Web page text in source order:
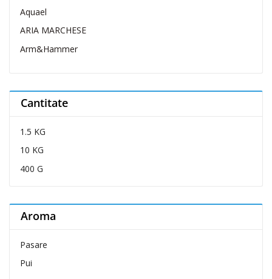
Aquael
ARIA MARCHESE
Arm&Hammer
Bellovero
Cat's Best
Cesar
Cantitate
1.5 KG
10 KG
400 G
Aroma
Pasare
Pui